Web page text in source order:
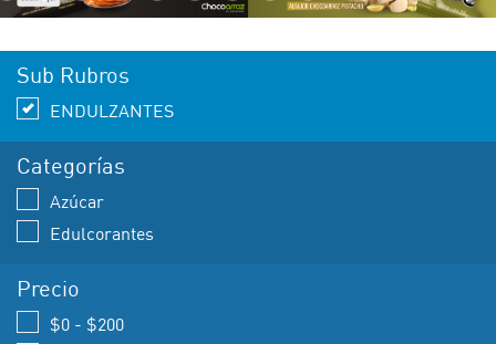
Sub Rubros
ENDULZANTES
Categorías
Azúcar
Edulcorantes
Precio
$0 - $200